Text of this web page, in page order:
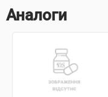
Аналоги